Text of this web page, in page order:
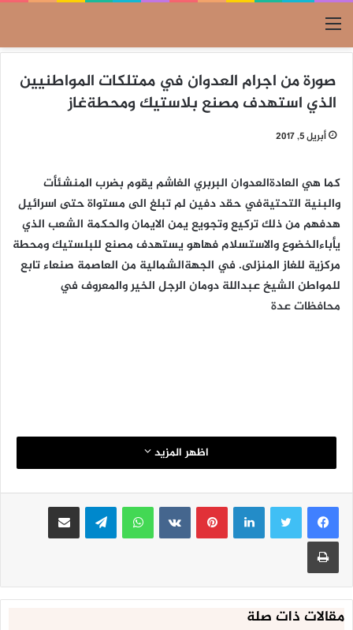
القائمة
صورة من اجرام العدوان في ممتلكات المواطنيين
الذي استهدف مصنع بلاستيك ومحطةغاز
أبريل 5, 2017
كما هي العادةالعدوان البربري الغاشم يقوم بضرب المنشئأت
والبنية التحتيةفي حقد دفين لم تبلغ الى مستواة حتى اسرائيل
هدفهم من ذلك تركيع وتجويع يمن الايمان والحكمة الشعب الذي
يأباءالخضوع والاستسلام فهاهو يستهدف مصنع للبلستيك ومحطة
مركزية للغاز المنزلى. في الجهةالشمالية من العاصمة صنعاء تابع
للمواطن الشيخ عبداللة دومان الرجل الخير والمعروف في
محافظات عدة
اظهر المزيد
لينكدإنبينتيريست واتساب تيلقرام مشاركة عبر البريد
طباعة
مقالات ذات صلة